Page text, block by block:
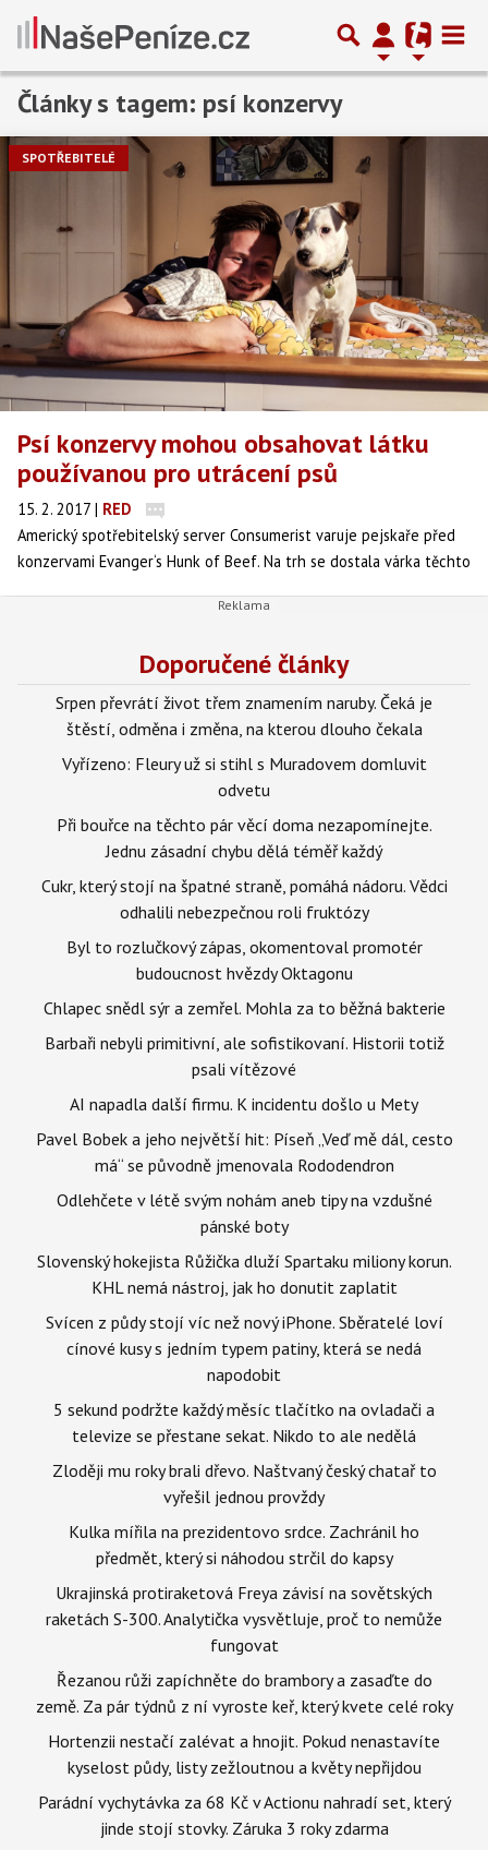
Články s tagem: psí konzervy
SPOTŘEBITELÉ
Psí konzervy mohou obsahovat látku
používanou pro utrácení psů
15. 2. 2017 | RED
Americký spotřebitelský server Consumerist varuje pejskaře před
konzervami Evanger‘s Hunk of Beef. Na trh se dostala várka těchto
pentobarbitalem sodným, tedy látkou, která se používá například k
nebezpečné šarže konzerv z trhu. dTest varuje, že konzervy mohou
být k objednání i v České republice.
Doporučené články
Srpen převrátí život třem znamením naruby. Čeká je
štěstí, odměna i změna, na kterou dlouho čekala
Vyřízeno: Fleury už si stihl s Muradovem domluvit
odvetu
Při bouřce na těchto pár věcí doma nezapomínejte.
Jednu zásadní chybu dělá téměř každý
Cukr, který stojí na špatné straně, pomáhá nádoru. Vědci
odhalili nebezpečnou roli fruktózy
Byl to rozlučkový zápas, okomentoval promotér
budoucnost hvězdy Oktagonu
Chlapec snědl sýr a zemřel. Mohla za to běžná bakterie
Barbaři nebyli primitivní, ale sofistikovaní. Historii totiž
psali vítězové
AI napadla další firmu. K incidentu došlo u Mety
Pavel Bobek a jeho největší hit: Píseň „Veď mě dál, cesto
má“ se původně jmenovala Rododendron
Odlehčete v létě svým nohám aneb tipy na vzdušné
pánské boty
Slovenský hokejista Růžička dluží Spartaku miliony korun.
KHL nemá nástroj, jak ho donutit zaplatit
Svícen z půdy stojí víc než nový iPhone. Sběratelé loví
cínové kusy s jedním typem patiny, která se nedá
napodobit
5 sekund podržte každý měsíc tlačítko na ovladači a
televize se přestane sekat. Nikdo to ale nedělá
Zloději mu roky brali dřevo. Naštvaný český chatař to
vyřešil jednou provždy
Kulka mířila na prezidentovo srdce. Zachránil ho
předmět, který si náhodou strčil do kapsy
Ukrajinská protiraketová Freya závisí na sovětských
raketách S-300. Analytička vysvětluje, proč to nemůže
fungovat
Řezanou růži zapíchněte do brambory a zasaďte do
země. Za pár týdnů z ní vyroste keř, který kvete celé roky
Hortenzii nestačí zalévat a hnojit. Pokud nenastavíte
kyselost půdy, listy zežloutnou a květy nepřijdou
Parádní vychytávka za 68 Kč v Actionu nahradí set, který
jinde stojí stovky. Záruka 3 roky zdarma